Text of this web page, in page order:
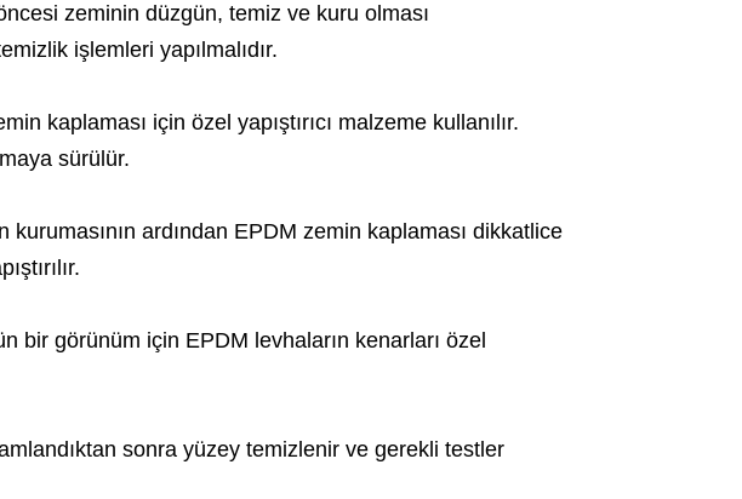
zeminin düzgün, temiz ve kuru olması
işlemleri yapılmalıdır.
kaplaması için özel yapıştırıcı malzeme kullanılır.
sürülür.
kurumasının ardından EPDM zemin kaplaması dikkatlice
bir görünüm için EPDM levhaların kenarları özel
sonra yüzey temizlenir ve gerekli testler